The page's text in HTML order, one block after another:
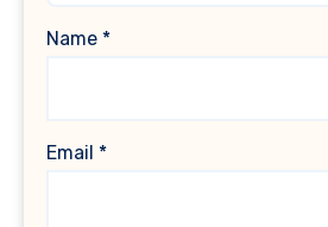
Name *
Email *